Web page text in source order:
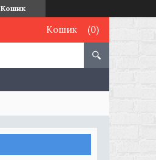
Кошик
Кошик